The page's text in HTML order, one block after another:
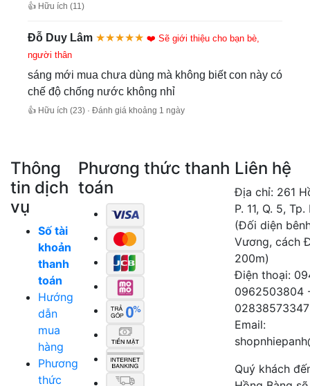
👍 Hữu ích (11)
Đỗ Duy Lâm ★★★★★ ❤️ Sẽ giới thiệu cho bạn bè,
người thân
sáng mới mua chưa dùng mà không biết con này có
chế độ chống nước không nhỉ
👍 Hữu ích (23) · Đánh giá khoảng 1 ngày
Thông
tin dịch
vụ
Số tài
khoản
thanh
toán
Hướng
dẫn
mua
hàng
Phương
thức
Phương thức thanh
toán
Liên hệ
Địa chỉ: 261
P. 11, Q. 5,
(Đối diện
Vương, cách
200m)
Điện thoại:
0962503804
02838573347
Email:
Quý khách